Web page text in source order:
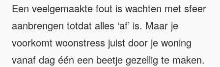
Een veelgemaakte fout is wachten met sfeer
aanbrengen totdat alles ‘af’ is. Maar je
voorkomt woonstress juist door je woning
vanaf dag één een beetje gezellig te maken.